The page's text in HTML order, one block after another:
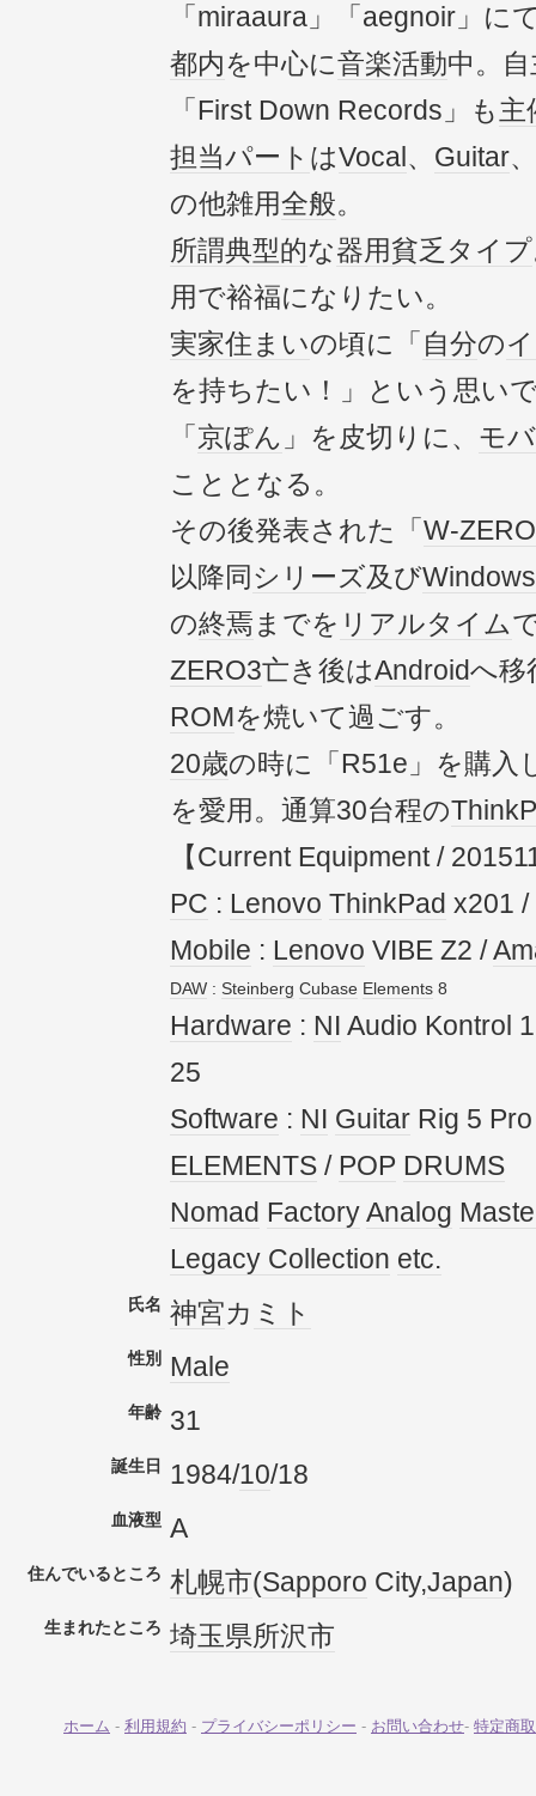
「miraaura」「aegnoir」に
都内を中心に音楽活動中。
「First Down Records」も主
担当パート はVocal 、 Guitar、
の他雑用全般。
所謂典型的な器用貧乏 タイプ
用で裕福になりたい。
実家住まいの頃に「 自分の
を持ちたい！」という思い
「 京ぽん 」を皮切りに、 モ
こととなる。
その後発表された「 W-
以降同 シリーズ及び
の終焉までを リアルタイム
ZERO3亡き後はAndroidへ移
ROMを焼いて過ごす。
20歳の時に「R51e」を購入
を愛用。通算30台程の
【Current Equipment /
PC : Lenovo ThinkPad x201 /
Mobile : Lenovo VIBE Z2 /
DAW : Steinberg Cubase Elements 8
Hardware : NI Audio Kontrol
25
Software : NI Guitar Rig 5
ELEMENTS / POP DRUMS
Nomad FactoryAnalog
Legacy Collection etc.
氏名 神宮カ ミト
性別 Male
年齢 31
誕生日 1984/10/18
血液型 A
住んでいるところ 札幌市(Sapporo City,Japan)
生まれたところ 埼玉県所沢市
ホーム - 利用規約 - プライバシーポリシー - お問い合わせ- 特定商